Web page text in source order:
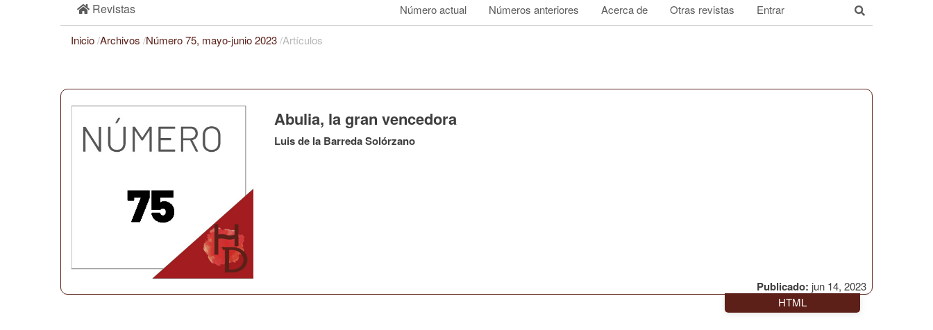
Revistas Número actual Números anteriores Acerca de Otras revistas Entrar
Inicio/Archivos /Número 75, mayo-junio 2023/Artículos
Publicado: jun 14, 2023
Abulia, la gran vencedora
Luis de la Barreda Solórzano
HTML